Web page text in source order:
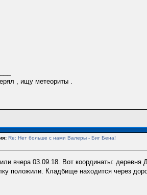
, ищу метеориты .
Re: Нет больше с нами Валеры - Биг Бена!
вчера 03.09.18. Вот координаты: деревня
положили. Кладбище находится через